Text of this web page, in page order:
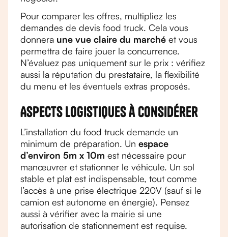
Pour comparer les offres, multipliez les
demandes de devis food truck. Cela vous
donnera une vue claire du marché et vous
permettra de faire jouer la concurrence.
N’évaluez pas uniquement sur le prix : vérifiez
aussi la réputation du prestataire, la flexibilité
du menu et les éventuels extras proposés.
Aspects logistiques à considérer
L’installation du food truck demande un
minimum de préparation. Un espace
d’environ 5m x 10m est nécessaire pour
manœuvrer et stationner le véhicule. Un sol
stable et plat est indispensable, tout comme
l’accès à une prise électrique 220V (sauf si le
camion est autonome en énergie). Pensez
aussi à vérifier avec la mairie si une
autorisation de stationnement est requise.